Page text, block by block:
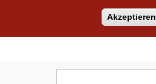
Akzeptieren